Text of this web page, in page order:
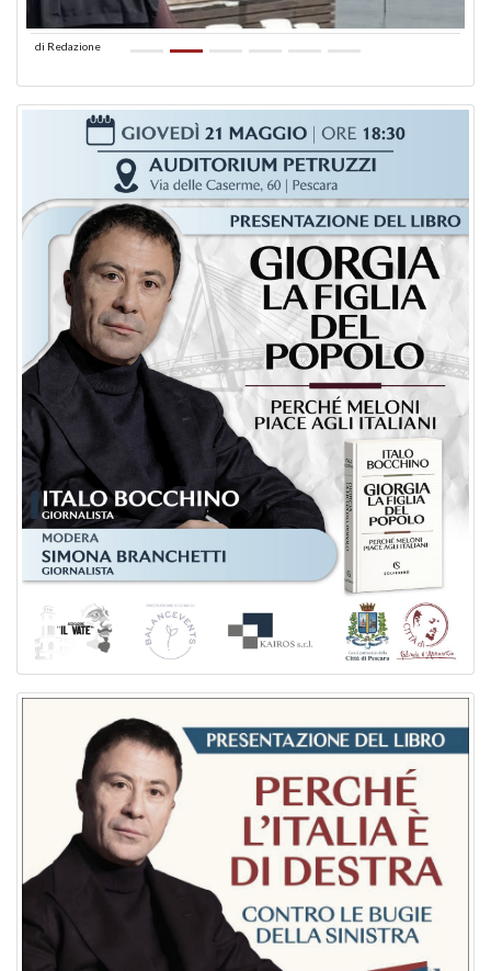
di Redazione